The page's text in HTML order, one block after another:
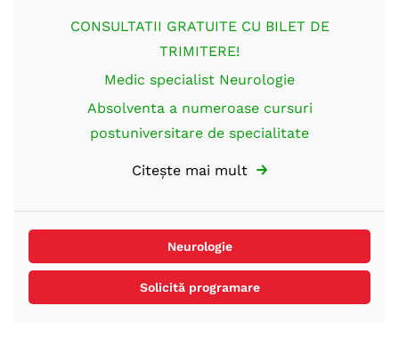
CONSULTATII GRATUITE CU BILET DE
TRIMITERE!
Medic specialist Neurologie
Absolventa a numeroase cursuri
postuniversitare de specialitate
Neurologie
Solicită programare